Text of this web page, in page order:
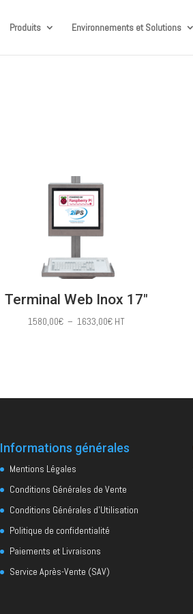
Produits Environnements et Solutions
Terminal Web Inox 17″
1580,00€ – 1633,00€Plage
1633,00€
HT
Informations générales
Mentions Légales
Conditions Générales de Vente
Conditions Générales d’Utilisation
Politique de confidentialité
Paiements et Livraisons
Service Après-Vente (SAV)